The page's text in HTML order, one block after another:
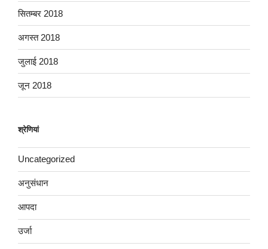
सितम्बर 2018
अगस्त 2018
जुलाई 2018
जून 2018
श्रेणियां
Uncategorized
अनुसंधान
आपदा
उर्जा